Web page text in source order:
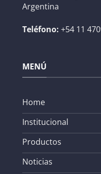
Argentina
Teléfono: +54 11
MENÚ
Home
Institucional
Productos
Noticias